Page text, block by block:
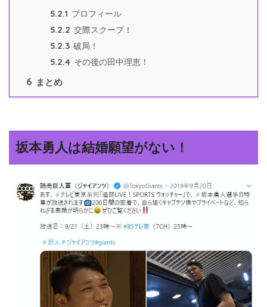
5.2.1 プロフィール
5.2.2 交際スクープ！
5.2.3 破局！
5.2.4 その後の田中理恵！
6 まとめ
坂本勇人は結婚願望がない！